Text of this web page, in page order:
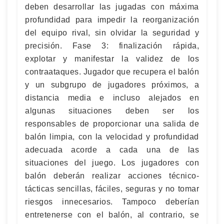
deben desarrollar las jugadas con máxima
profundidad para impedir la reorganización
del equipo rival, sin olvidar la seguridad y
precisión. Fase 3: finalización rápida,
explotar y manifestar la validez de los
contraataques. Jugador que recupera el balón
y un subgrupo de jugadores próximos, a
distancia media e incluso alejados en
algunas situaciones deben ser los
responsables de proporcionar una salida de
balón limpia, con la velocidad y profundidad
adecuada acorde a cada una de las
situaciones del juego. Los jugadores con
balón deberán realizar acciones técnico-
tácticas sencillas, fáciles, seguras y no tomar
riesgos innecesarios. Tampoco deberían
entretenerse con el balón, al contrario, se